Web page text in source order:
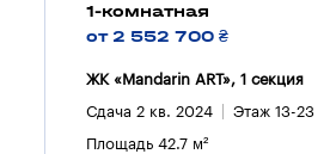
1-комнатная
от 2 552 700 ₴
ЖК «Mandarin ART», 1 секция
Сдача 2 кв. 2024 Этаж 13-23
Площадь 42.7 м²